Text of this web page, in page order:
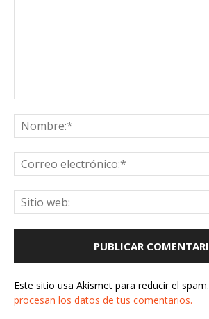
Este sitio usa Akismet para reducir el spam.
procesan los datos de tus comentarios.